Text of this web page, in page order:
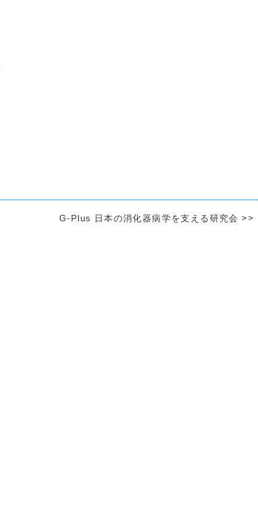
G-Plus 日本の消化器病学を支える研究会>>